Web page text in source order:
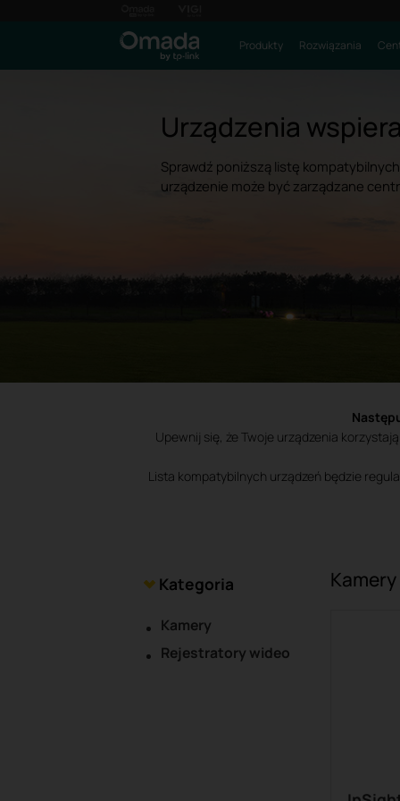
Produkty Rozwiązania
Urządzenia
Sprawdź poniższą listę
urządzenie może być zarządzane
Upewnij się, że Twoje urządzenia
Lista kompatybilnych urządzeń będzie
Kategoria
Kamery
Rejestratory wideo
Kamery